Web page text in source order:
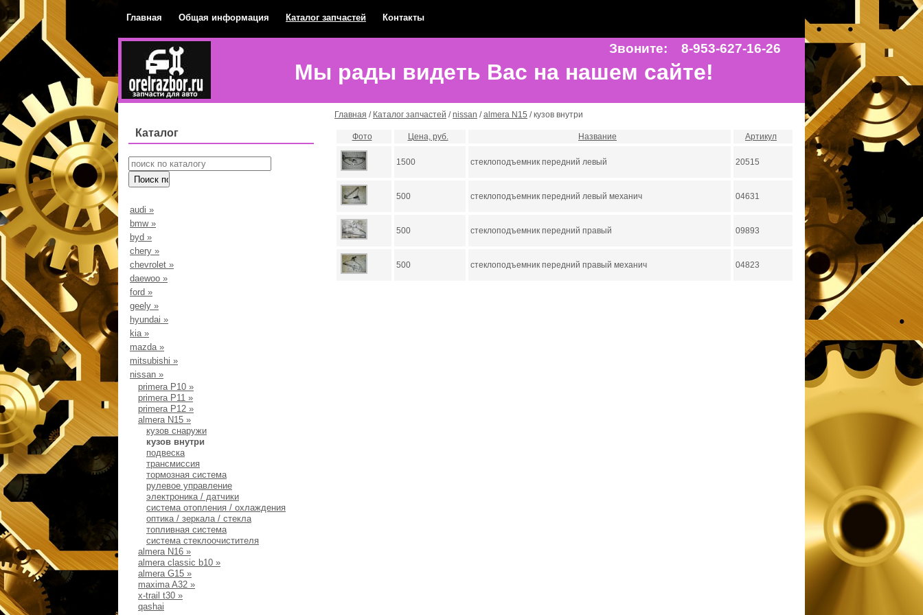
Главная Общая информация Каталог запчастей Контакты
Звоните: 8-953-627-16-26
Мы рады видеть Вас на нашем сайте!
Каталог
audi »
bmw»
byd »
chery »
chevrolet »
daewoo »
ford »
geely »
hyundai »
kia»
mazda»
mitsubishi »
nissan »
primera Р10 »
primera P11 »
primera P12 »
almera N15 »
кузов снаружи
кузов внутри
подвеска
трансмиссия
тормозная система
рулевое управление
электроника / датчики
система отопления / охлаждения
оптика / зеркала / стекла
топливная система
система стеклоочиcтителя
almera N16 »
almera classic b10 »
almera G15 »
maxima A32 »
x-trail t30 »
qashai
Главная / Каталог запчастей /nissan /almera N15 / кузов внутри
Фото Цена, руб. Название Артикул
1500 стеклоподъемник передний левый 20515
500 стеклоподъемник передний левый механич 04631
500 стеклоподъемник передний правый 09893
500 стеклоподъемник передний правый механич 04823